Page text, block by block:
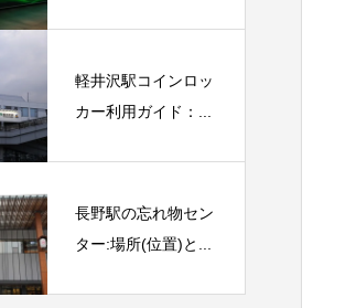
軽井沢駅コインロッ
カー利用ガイド：...
長野駅の忘れ物セン
ター:場所(位置)と...